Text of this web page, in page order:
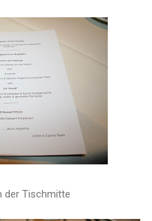
der Tischmitte